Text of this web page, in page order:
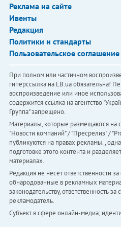
Реклама на сайте
Ивенты
Редакция
Политики и стандарты
Пользовательское соглашение
При полном или частичном
гиперссылка на LB.ua обязательна!
воспроизведение или иное
содержится ссылка на агентство
Группа" запрещено.
Материалы, которые размещаются на
"Новости компаний" / "Пресрелиз" /
публикуются на правах рекламы. ,
подготовке этого контента и
материалах.
Редакция не несет ответственности
обнародованные в рекламных
законодательству, ответственность
рекламодатель.
Субъект в сфере онлайн-медиа;